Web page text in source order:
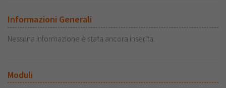
Informazioni Generali
Nessuna informazione è stata ancora inserita.
Moduli